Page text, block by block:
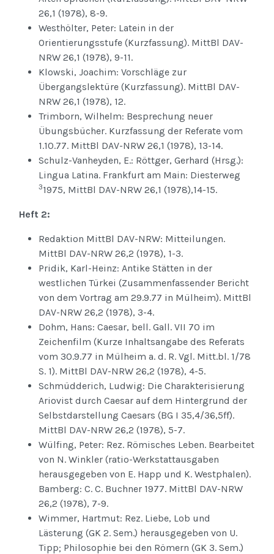
26,1 (1978), 8-9.
Westhölter, Peter: Latein in der
Orientierungsstufe (Kurzfassung). MittBl DAV-
NRW 26,1 (1978), 9-11.
Klowski, Joachim: Vorschläge zur
Übergangslektüre (Kurzfassung). MittBl DAV-
NRW 26,1 (1978), 12.
Trimborn, Wilhelm: Besprechung neuer
Übungsbücher. Kurzfassung der Referate vom
1.10.77. MittBl DAV-NRW 26,1 (1978), 13-14.
Schulz-Vanheyden, E.: Röttger, Gerhard (Hrsg.):
Lingua Latina. Frankfurt am Main: Diesterweg
31975, MittBl DAV-NRW 26,1 (1978),14-15.
Heft 2:
Redaktion MittBl DAV-NRW: Mitteilungen.
MittBl DAV-NRW 26,2 (1978), 1-3.
Pridik, Karl-Heinz: Antike Stätten in der
westlichen Türkei (Zusammenfassender Bericht
von dem Vortrag am 29.9.77 in Mülheim). MittBl
DAV-NRW 26,2 (1978), 3-4.
Dohm, Hans: Caesar, bell. Gall. VII 70 im
Zeichenfilm (Kurze Inhaltsangabe des Referats
vom 30.9.77 in Mülheim a. d. R. Vgl. Mitt.bl. 1/78
S. 1). MittBl DAV-NRW 26,2 (1978), 4-5.
Schmüdderich, Ludwig: Die Charakterisierung
Ariovist durch Caesar auf dem Hintergrund der
Selbstdarstellung Caesars (BG I 35,4/36,5ff).
MittBl DAV-NRW 26,2 (1978), 5-7.
Wülfing, Peter: Rez. Römisches Leben. Bearbeitet
von N. Winkler (ratio-Werkstattausgaben
herausgegeben von E. Happ und K. Westphalen).
Bamberg: C. C. Buchner 1977. MittBl DAV-NRW
26,2 (1978), 7-9.
Wimmer, Hartmut: Rez. Liebe, Lob und
Lästerung (GK 2. Sem.) herausgegeben von U.
Tipp; Philosophie bei den Römern (GK 3. Sem.)